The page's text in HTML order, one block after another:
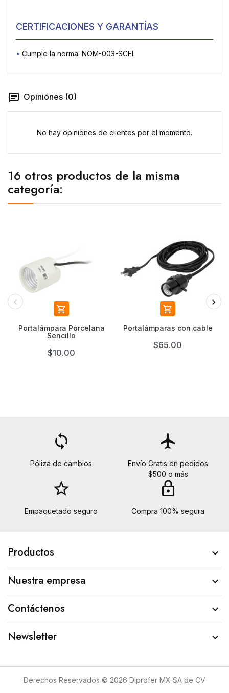
CERTIFICACIONES Y GARANTÍAS
• Cumple la norma: NOM-003-SCFI.
Opiniónes (0)
No hay opiniones de clientes por el momento.
16 otros productos de la misma
categoría:

Portalámpara Porcelana
Sencillo
$10.00

Portalámparas con cable
$65.00
loop
Póliza de cambios
flight
Envío Gratis en pedidos
$500 o más
star_border
Empaquetado seguro
lock
Compra 100% segura
Productos 
Nuestra empresa 
Contáctenos 
Newsletter 
Derechos Reservados © 2026 Diprofer MX SA de CV